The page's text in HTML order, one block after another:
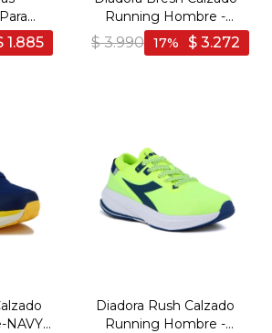
Negro
1.885
Running Hombre -
BORDEAUX - Bordo
$ 3.990 $ 3.272
17
-
Diadora Rush Calzado
Running Hombre -